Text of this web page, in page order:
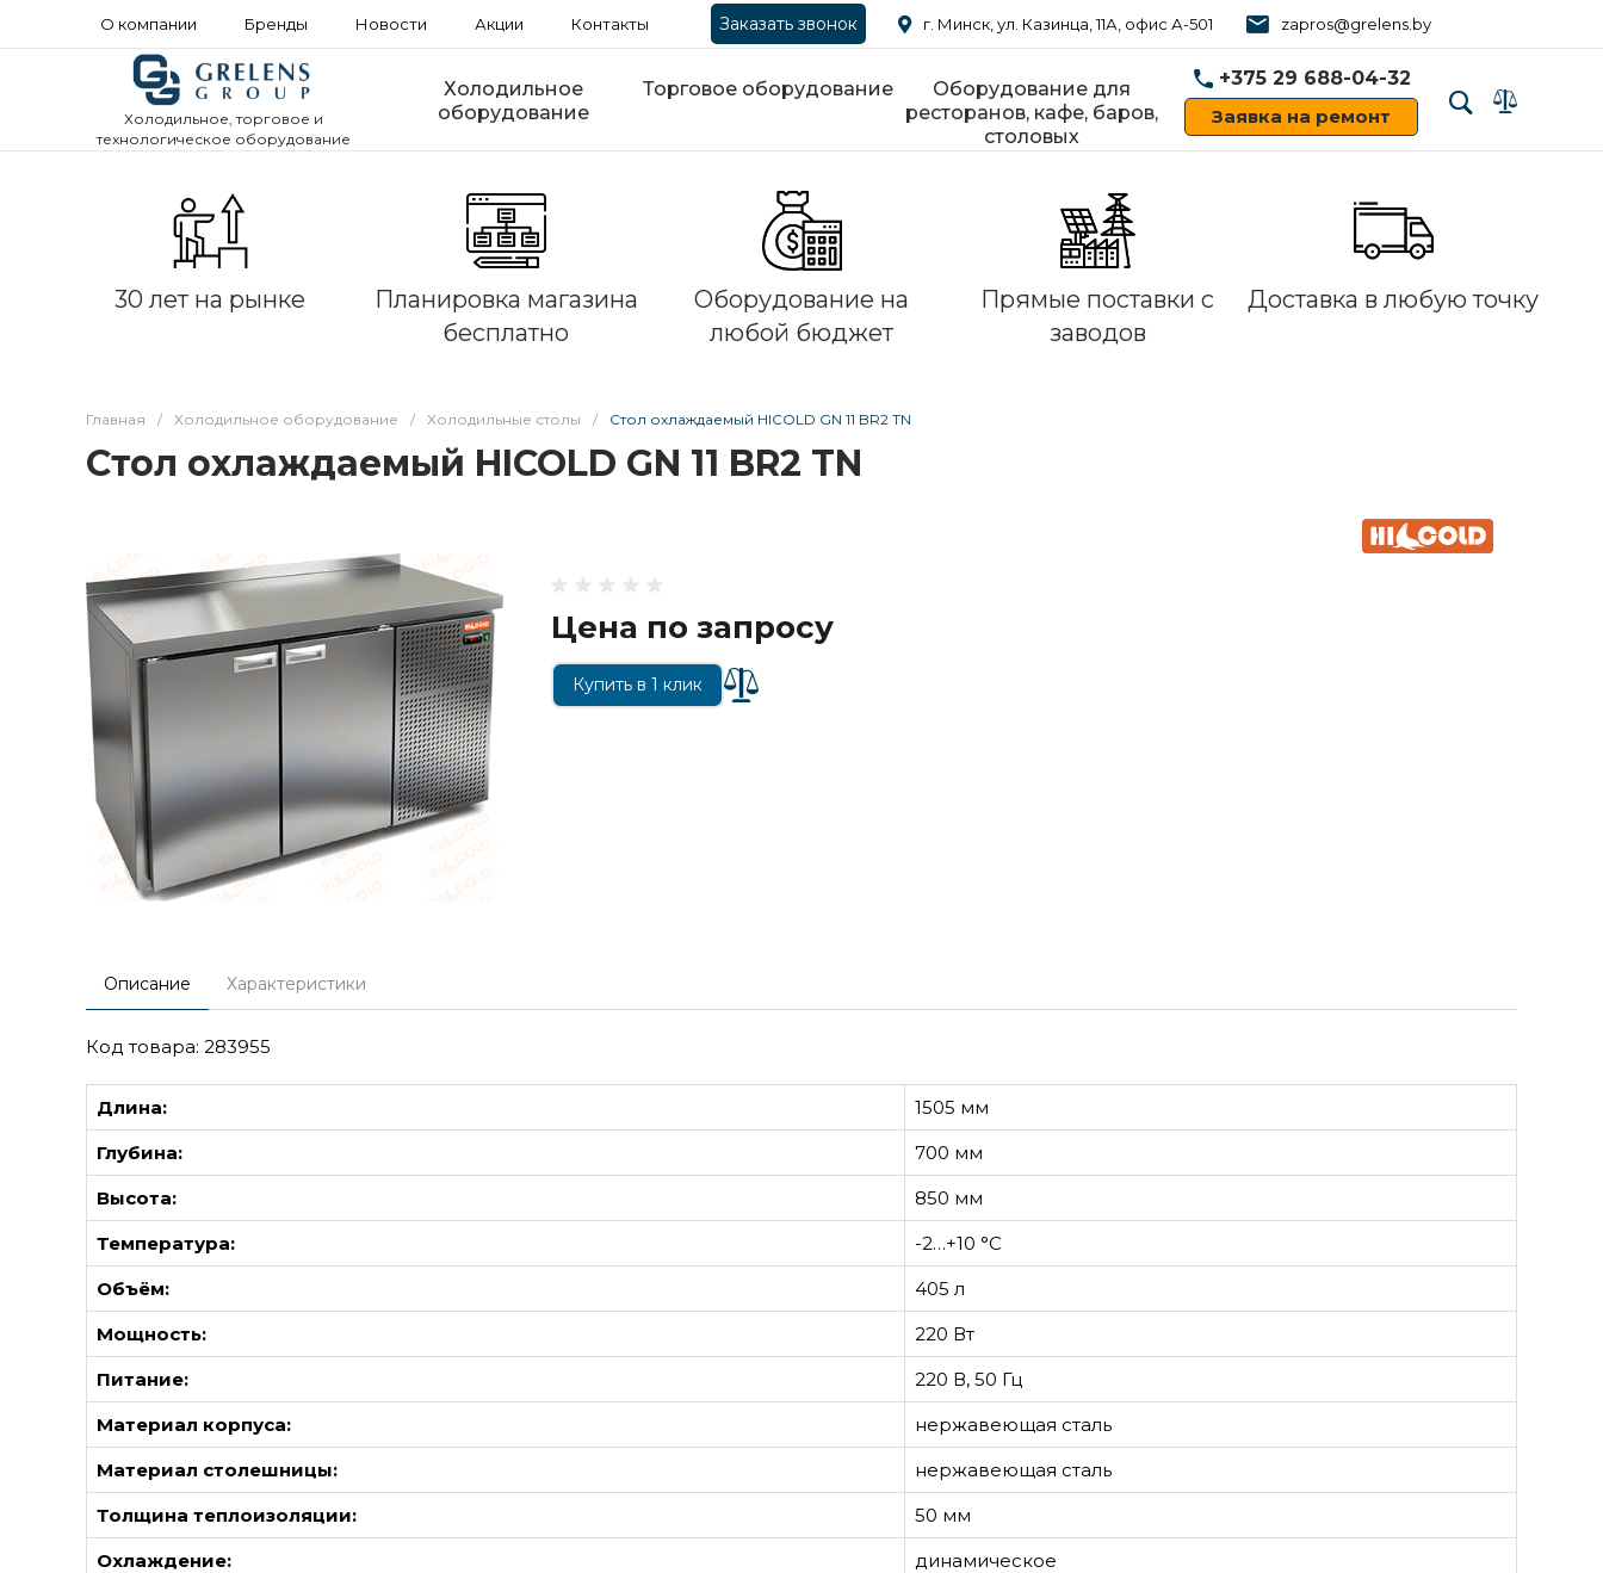
О компании Бренды Новости Акции Контакты Заказать звонок г. Минск, ул. Казинца, 11А, офис А-501 zapros@grelens.by
Холодильное, торговое и
технологическое оборудование
Холодильное
оборудование
Торговое оборудование
Оборудование для
ресторанов, кафе, баров,
столовых
+375 29 688-04-32
Заявка на ремонт
30 лет на рынке
Планировка магазина
бесплатно
Оборудование на
любой бюджет
Прямые поставки с
заводов
Доставка в любую точку
Главная / Холодильное оборудование / Холодильные столы / Стол охлаждаемый HICOLD GN 11 BR2 TN
Стол охлаждаемый HICOLD GN 11 BR2 TN
Цена по запросу
Купить в 1 клик
Описание Характеристики
Код товара: 283955
Длина:
1505 мм
Глубина:
700 мм
Высота:
850 мм
Температура:
-2…+10 °С
Объём:
405 л
Мощность:
220 Вт
Питание:
220 В, 50 Гц
Материал корпуса:
нержавеющая сталь
Материал столешницы:
нержавеющая сталь
Толщина теплоизоляции:
50 мм
Охлаждение:
динамическое